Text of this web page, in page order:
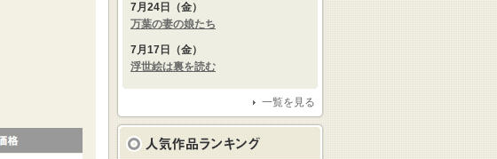
7月24日（金）
万葉の妻の娘たち
7月17日（金）
浮世絵は裏を読む
一覧を見る